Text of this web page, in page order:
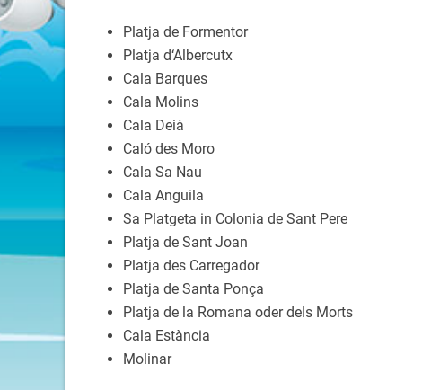
Platja de Formentor
Platja d‘Albercutx
Cala Barques
Cala Molins
Cala Deià
Caló des Moro
Cala Sa Nau
Cala Anguila
Sa Platgeta in Colonia de Sant Pere
Platja de Sant Joan
Platja des Carregador
Platja de Santa Ponça
Platja de la Romana oder dels Morts
Cala Estància
Molinar